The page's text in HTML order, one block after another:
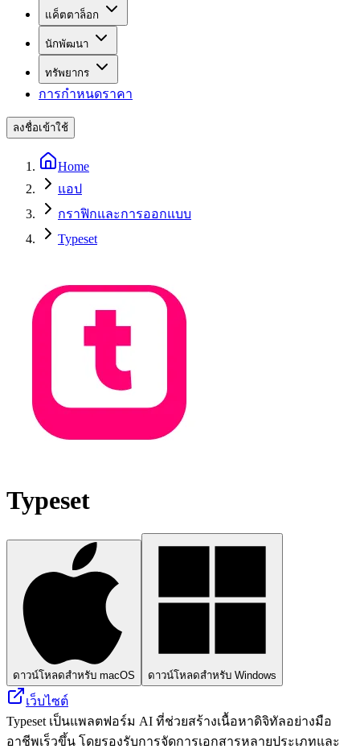
แค็ตตาล็อก
นักพัฒนา
ทรัพยากร
การกำหนดราคา
ลงชื่อเข้าใช้
Home
แอป
กราฟิกและการออกแบบ
Typeset
Typeset
ดาวน์โหลดสำหรับ macOS ดาวน์โหลดสำหรับ Windows
เว็บไซต์
Typeset เป็นแพลตฟอร์ม AI ที่ช่วยสร้างเนื้อหาดิจิทัลอย่างมือ
อาชีพเร็วขึ้น โดยรองรับการจัดการเอกสารหลายประเภทและ